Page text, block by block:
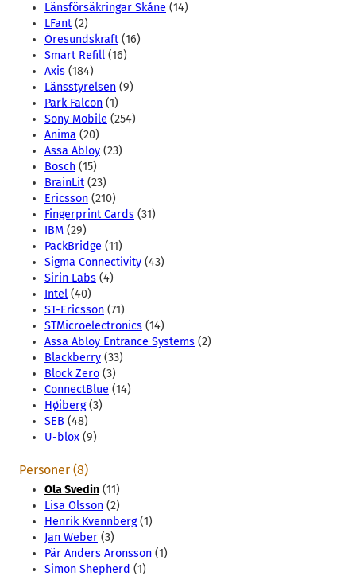
Länsförsäkringar Skåne (14)
LFant (2)
Öresundskraft (16)
Smart Refill (16)
Axis (184)
Länsstyrelsen (9)
Park Falcon (1)
Sony Mobile (254)
Anima (20)
Assa Abloy (23)
Bosch (15)
BrainLit (23)
Ericsson (210)
Fingerprint Cards (31)
IBM (29)
PackBridge (11)
Sigma Connectivity (43)
Sirin Labs (4)
Intel (40)
ST-Ericsson (71)
STMicroelectronics (14)
Assa Abloy Entrance Systems (2)
Blackberry (33)
Block Zero (3)
ConnectBlue (14)
Høiberg(3)
SEB (48)
U-blox (9)
Personer (8)
Ola Svedin (11)
Lisa Olsson (2)
Henrik Kvennberg(1)
Jan Weber (3)
Pär Anders Aronsson (1)
Simon Shepherd (1)